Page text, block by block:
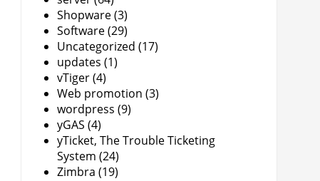
Shopware(3)
Software(29)
Uncategorized (17)
updates (1)
vTiger(4)
Web promotion (3)
wordpress (9)
yGAS (4)
yTicket, The Trouble Ticketing
System (24)
Zimbra (19)